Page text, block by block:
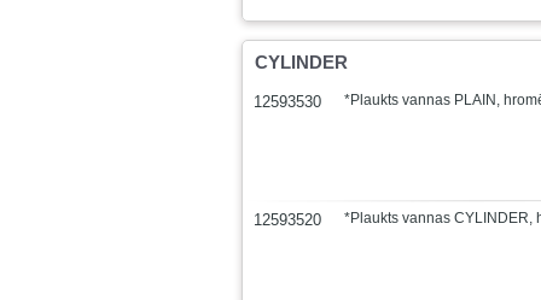
CYLINDER
12593530 *Plaukts vannas PLAIN,
12593520 *Plaukts vannas CYLINDER,